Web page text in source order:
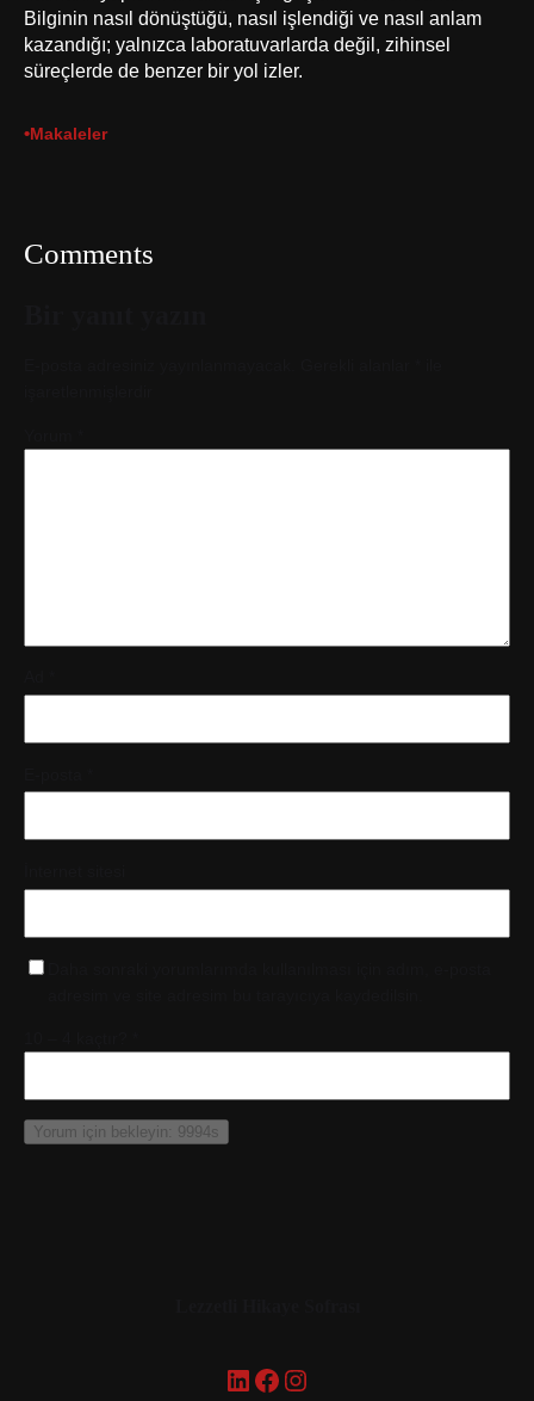
Bilginin nasıl dönüştüğü, nasıl işlendiği ve nasıl anlam
kazandığı; yalnızca laboratuvarlarda değil, zihinsel
süreçlerde de benzer bir yol izler.
•Makaleler
Comments
LinkedIn Facebook Instagram